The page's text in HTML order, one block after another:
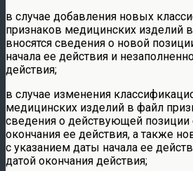
в случае добавления новых
признаков медицинских изделий
вносятся сведения о новой
начала ее действия и
действия;
в случае изменения
медицинских изделий в файл
сведения о действующей позиции
окончания ее действия, а также
с указанием даты начала ее
датой окончания действия;